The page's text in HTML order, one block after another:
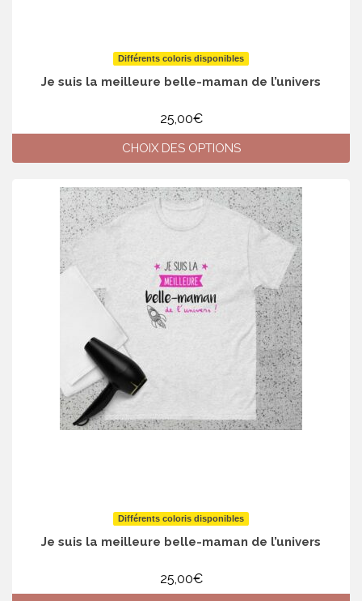
Différents coloris disponibles
Je suis la meilleure belle-maman de l’univers
25,00€
CHOIX DES OPTIONS
produit
a
variations.
options
peuvent
être
choisies
Différents coloris disponibles
Je suis la meilleure belle-maman de l’univers
25,00€